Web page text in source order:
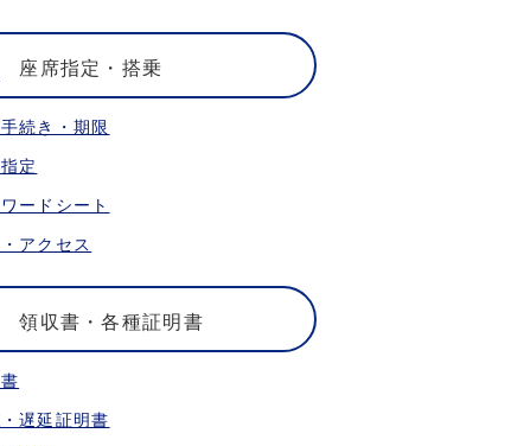
座席指定・搭乗
続き・期限
定
ードシート
アクセス
領収書・各種証明書
遅延証明書